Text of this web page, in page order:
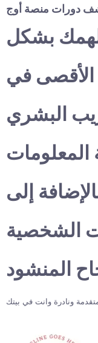
دورات منصة أوج
بشكل
في
البشري
المعلومات
إلى
الشخصية
ونادرة وانت في بيتك